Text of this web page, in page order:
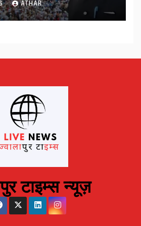
ATHAR
टाइम्स न्यूज़